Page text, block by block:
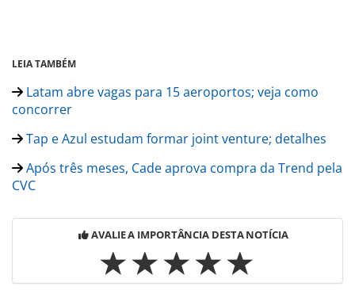
LEIA TAMBÉM
Latam abre vagas para 15 aeroportos; veja como
concorrer
Tap e Azul estudam formar joint venture; detalhes
Após três meses, Cade aprova compra da Trend pela
CVC
AVALIE A IMPORTÂNCIA DESTA NOTÍCIA